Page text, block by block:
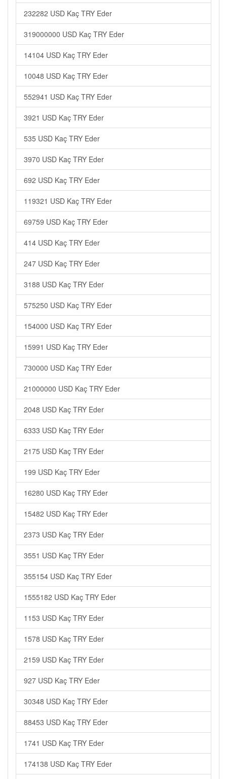
232282 USD Kaç TRY Eder
319000000 USD Kaç TRY Eder
14104 USD Kaç TRY Eder
10048 USD Kaç TRY Eder
552941 USD Kaç TRY Eder
3921 USD Kaç TRY Eder
535 USD Kaç TRY Eder
3970 USD Kaç TRY Eder
692 USD Kaç TRY Eder
119321 USD Kaç TRY Eder
69759 USD Kaç TRY Eder
414 USD Kaç TRY Eder
247 USD Kaç TRY Eder
3188 USD Kaç TRY Eder
575250 USD Kaç TRY Eder
154000 USD Kaç TRY Eder
15991 USD Kaç TRY Eder
730000 USD Kaç TRY Eder
21000000 USD Kaç TRY Eder
2048 USD Kaç TRY Eder
6333 USD Kaç TRY Eder
2175 USD Kaç TRY Eder
199 USD Kaç TRY Eder
16280 USD Kaç TRY Eder
15482 USD Kaç TRY Eder
2373 USD Kaç TRY Eder
3551 USD Kaç TRY Eder
355154 USD Kaç TRY Eder
1555182 USD Kaç TRY Eder
1153 USD Kaç TRY Eder
1578 USD Kaç TRY Eder
2159 USD Kaç TRY Eder
927 USD Kaç TRY Eder
30348 USD Kaç TRY Eder
88453 USD Kaç TRY Eder
1741 USD Kaç TRY Eder
174138 USD Kaç TRY Eder